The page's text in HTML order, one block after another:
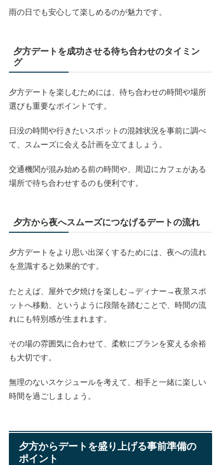
雨の日でも安心して楽しめるのが魅力です。
夕方デートを成功させる待ち合わせのタイミン
グ
夕方デートを楽しむためには、待ち合わせの時間や場所
選びも重要なポイントです。
日没の時間や行きたいスポットの混雑状況を事前に調べ
て、スムーズに会える計画を立てましょう。
交通機関が混み始める前の時間や、周辺にカフェがある
場所で待ち合わせするのも便利です。
夕方から夜へスムーズにつなげるデートの流れ
夕方デートをより思い出深くするためには、夜への流れ
を意識すると効果的です。
たとえば、屋外で夕焼けを楽しむ→ディナー→夜景スポ
ットへ移動、というように段階を踏むことで、時間の流
れにも特別感が生まれます。
その場の雰囲気に合わせて、柔軟にプランを変える余裕
も大切です。
無理のないスケジュールを考えて、相手と一緒に楽しい
時間を過ごしましょう。
夕方からデートを盛り上げる事前準備の
ポイント